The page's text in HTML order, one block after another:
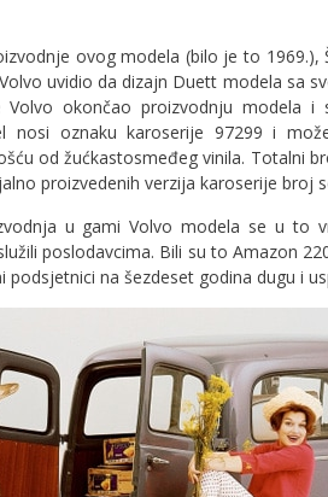
ovog modela (bilo je to 1969.),
uvidio da dizajn Duett modela sa
okončao proizvodnju modela i
nosi oznaku karoserije 97299 i
od žućkastosmeđeg vinila. Totalni
proizvedenih verzija karoserije broj
u gami Volvo modela se u to
poslodavcima. Bili su to Amazon
na šezdeset godina dugu i